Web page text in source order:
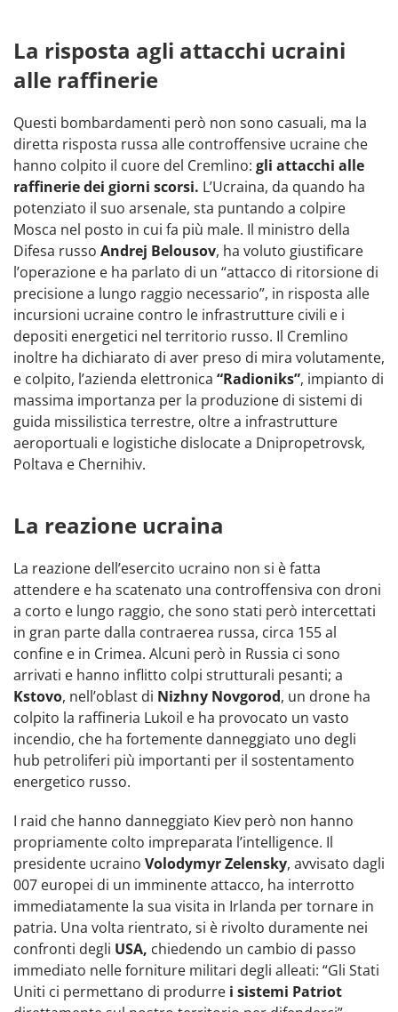
La risposta agli attacchi ucraini
alle raffinerie
Questi bombardamenti però non sono casuali, ma la
diretta risposta russa alle controffensive ucraine che
hanno colpito il cuore del Cremlino: gli attacchi alle
raffinerie dei giorni scorsi. L’Ucraina, da quando ha
potenziato il suo arsenale, sta puntando a colpire
Mosca nel posto in cui fa più male. Il ministro della
Difesa russo Andrej Belousov, ha voluto giustificare
l’operazione e ha parlato di un “attacco di ritorsione di
precisione a lungo raggio necessario”, in risposta alle
incursioni ucraine contro le infrastrutture civili e i
depositi energetici nel territorio russo. Il Cremlino
inoltre ha dichiarato di aver preso di mira volutamente,
e colpito, l’azienda elettronica “Radioniks”, impianto di
massima importanza per la produzione di sistemi di
guida missilistica terrestre, oltre a infrastrutture
aeroportuali e logistiche dislocate a Dnipropetrovsk,
Poltava e Chernihiv.
La reazione ucraina
La reazione dell’esercito ucraino non si è fatta
attendere e ha scatenato una controffensiva con droni
a corto e lungo raggio, che sono stati però intercettati
in gran parte dalla contraerea russa, circa 155 al
confine e in Crimea. Alcuni però in Russia ci sono
arrivati e hanno inflitto colpi strutturali pesanti; a
Kstovo, nell’oblast di Nizhny Novgorod, un drone ha
colpito la raffineria Lukoil e ha provocato un vasto
incendio, che ha fortemente danneggiato uno degli
hub petroliferi più importanti per il sostentamento
energetico russo.
I raid che hanno danneggiato Kiev però non hanno
propriamente colto impreparata l’intelligence. Il
presidente ucraino Volodymyr Zelensky, avvisato dagli
007 europei di un imminente attacco, ha interrotto
immediatamente la sua visita in Irlanda per tornare in
patria. Una volta rientrato, si è rivolto duramente nei
confronti degli USA, chiedendo un cambio di passo
immediato nelle forniture militari degli alleati: “Gli Stati
Uniti ci permettano di produrre i sistemi Patriot